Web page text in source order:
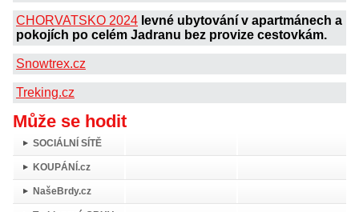
CHORVATSKO 2024 levné ubytování v apartmánech a
pokojích po celém Jadranu bez provize cestovkám.
Snowtrex.cz
Treking.cz
Může se hodit
SOCIÁLNÍ SÍTĚ
KOUPÁNÍ.cz
NašeBrdy.cz